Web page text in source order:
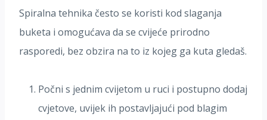
Spiralna tehnika često se koristi kod slaganja
buketa i omogućava da se cvijeće prirodno
rasporedi, bez obzira na to iz kojeg ga kuta gledaš.
Počni s jednim cvijetom u ruci i postupno dodaj
cvjetove, uvijek ih postavljajući pod blagim